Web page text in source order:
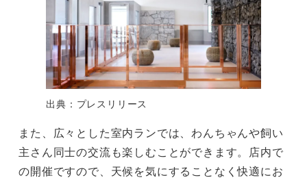
出典：プレスリリース
また、広々とした室内ランでは、わんちゃんや飼い
主さん同士の交流も楽しむことができます。店内で
の開催ですので、天候を気にすることなく快適にお